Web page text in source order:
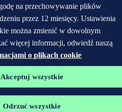
na przechowywanie plików
przez 12 miesięcy. Ustawienia
można zmienić w dowolnym
więcej informacji, odwiedź naszą
o plikach cookie
Akceptuj wszystkie
Odrzuć wszystkie